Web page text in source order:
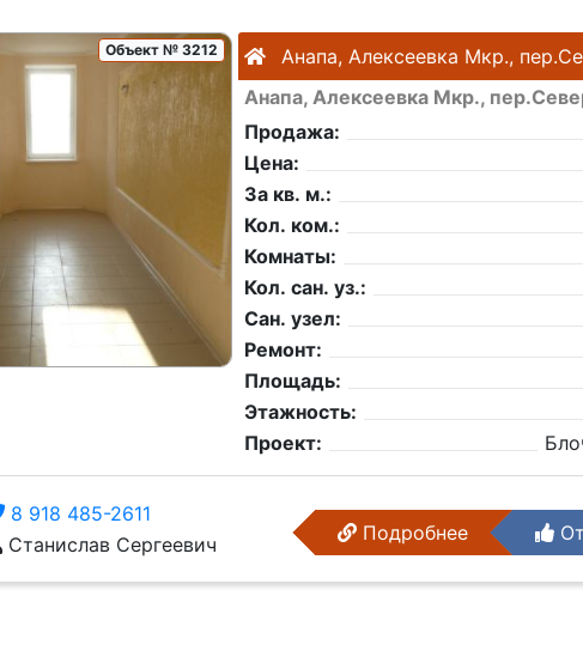
Объект № 3212
Анапа, Алексеевка Мкр.,
Анапа, Алексеевка Мкр.,
Продажа:
Цена:
За кв. м.:
Кол. ком.:
Комнаты:
Кол. сан. уз.:
Сан. узел:
Ремонт:
Площадь:
Этажность:
Проект:
8 918 485-2611
Станислав Сергеевич
Подробнее